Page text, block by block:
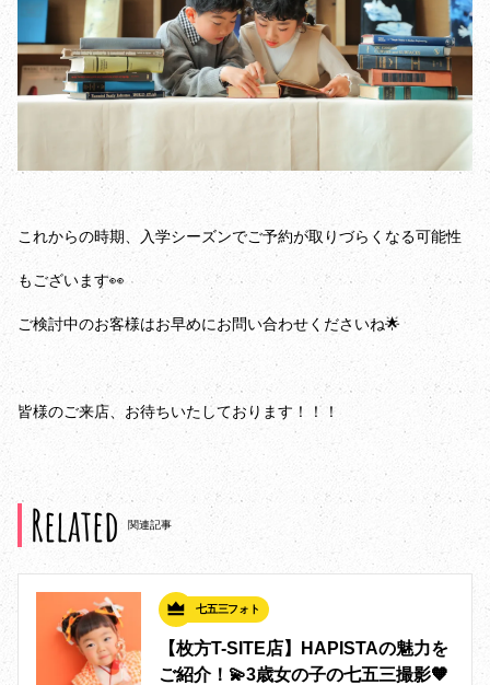
これからの時期、入学シーズンでご予約が取りづらくなる可能性
もございます👀
ご検討中のお客様はお早めにお問い合わせくださいね🌟
皆様のご来店、お待ちいたしております！！！
Related 関連記事
七五三フォト
【枚方T-SITE店】HAPISTAの魅力を
ご紹介！💫3歳女の子の七五三撮影🧡